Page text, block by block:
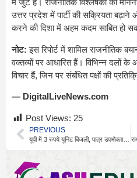
में जुटे हैं। राजनीतिक विश्लेषकों का
उत्तर प्रदेश में पार्टी की सक्रियता
करने की दिशा में अहम कदम साबित हो
नोट: इस रिपोर्ट में शामिल राजनीतिक
वक्तव्यों पर आधारित हैं। विभिन्न दलों के
विचार हैं, जिन पर संबंधित पक्षों की
— DigitalLiveNews.com
Post Views: 25
PREVIOUS
यूपी में 3 रुपये यूनिट बिजली, पात्र उपभोक्ताओं को बड़ी राहत